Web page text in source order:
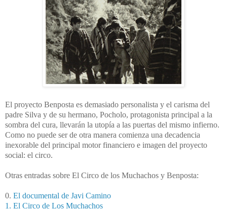
El proyecto Benposta es demasiado personalista y el carisma del
padre Silva y de su hermano, Pocholo, protagonista principal a la
sombra del cura, llevarán la utopía a las puertas del mismo infierno.
Como no puede ser de otra manera comienza una decadencia
inexorable del principal motor financiero e imagen del proyecto
social: el circo.
Otras entradas sobre El Circo de los Muchachos y Benposta:
0. El documental de Javi Camino
1. El Circo de Los Muchachos